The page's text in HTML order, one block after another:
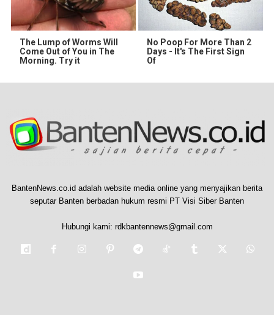
The Lump of Worms Will
Come Out of You in The
Morning. Try it
No Poop For More Than 2
Days - It's The First Sign
Of
BantenNews.co.id adalah website media online yang menyajikan berita
seputar Banten berbadan hukum resmi PT Visi Siber Banten
Hubungi kami: rdkbantennews@gmail.com